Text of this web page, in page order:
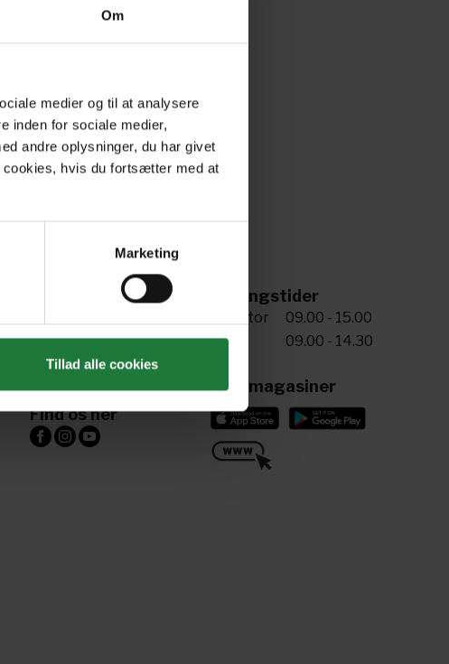
Om
medier og til at analysere
inden for sociale medier,
andre oplysninger, du har givet
hvis du fortsætter med at
Marketing
Tillad alle cookies
Skriv til os
pling@aller.com
Find os her
Åbningstider
Man-tor
09.00 - 15.00
Fre
09.00 - 14.30
Læs magasiner